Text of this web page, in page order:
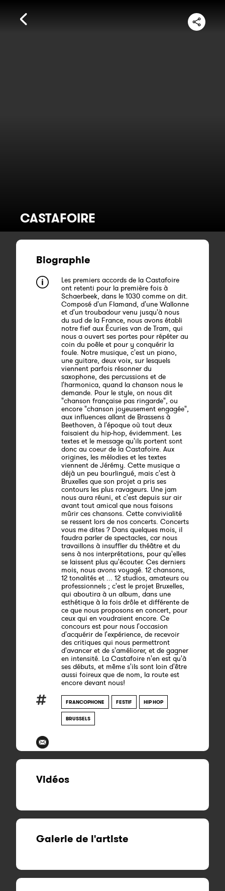
CASTAFOIRE
Biographie
Les premiers accords de la Castafoire
ont retenti pour la première fois à
Schaerbeek, dans le 1030 comme on dit.
Composé d'un Flamand, d'une Wallonne
et d'un troubadour venu jusqu'à nous
du sud de la France, nous avons établi
notre fief aux Écuries van de Tram, qui
nous a ouvert ses portes pour répéter au
coin du poêle et pour y conquérir la
foule. Notre musique, c'est un piano,
une guitare, deux voix, sur lesquels
viennent parfois résonner du
saxophone, des percussions et de
l'harmonica, quand la chanson nous le
demande. Pour le style, on nous dit
"chanson française pas ringarde", ou
encore "chanson joyeusement engagée",
aux influences allant de Brassens à
Beethoven, à l'époque où tout deux
faisaient du hip-hop, évidemment. Les
textes et le message qu'ils portent sont
donc au coeur de la Castafoire. Aux
origines, les mélodies et les textes
viennent de Jérémy. Cette musique a
déjà un peu bourlingué, mais c'est à
Bruxelles que son projet a pris ses
contours les plus ravageurs. Une jam
nous aura réuni, et c'est depuis sur air
avant tout amical que nous faisons
mûrir ces chansons. Cette convivialité
se ressent lors de nos concerts. Concerts
vous me dites ? Dans quelques mois, il
faudra parler de spectacles, car nous
travaillons à insuffler du théâtre et du
sens à nos interprétations, pour qu'elles
se laissent plus qu'écouter. Ces derniers
mois, nous avons voyagé. 12 chansons,
12 tonalités et ... 12 studios, amateurs ou
professionnels ; c'est le projet Bruxelles,
qui aboutira à un album, dans une
esthétique à la fois drôle et différente de
ce que nous proposons en concert, pour
ceux qui en voudraient encore. Ce
concours est pour nous l'occasion
d'acquérir de l'expérience, de recevoir
des critiques qui nous permettront
d'avancer et de s'améliorer, et de gagner
en intensité. La Castafoire n'en est qu'à
ses débuts, et même s'ils sont loin d'être
aussi foireux que de nom, la route est
encore devant nous!
FRANCOPHONE FESTIF HIP HOP
BRUSSELS
Vidéos
Galerie de l'artiste